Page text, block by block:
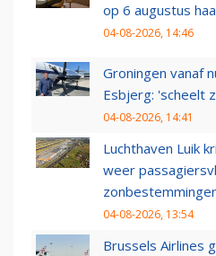
op 6 augustus
04-08-2026, 14:46
Groningen vanaf
Esbjerg: 'scheelt
04-08-2026, 14:41
Luchthaven Luik
weer
04-08-2026, 13:54
Brussels Airlines